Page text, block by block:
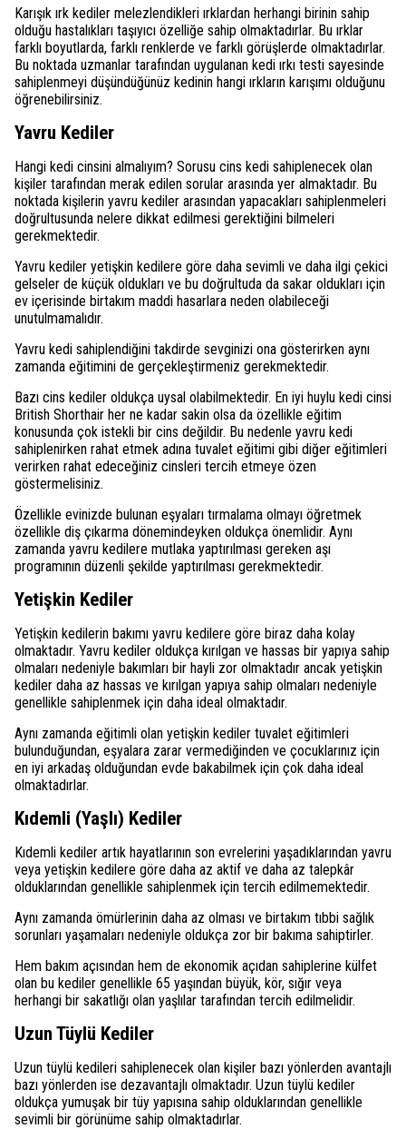
Karışık ırk kediler melezlendikleri ırklardan herhangi birinin sahip
olduğu hastalıkları taşıyıcı özelliğe sahip olmaktadırlar. Bu ırklar
farklı boyutlarda, farklı renklerde ve farklı görüşlerde olmaktadırlar.
Bu noktada uzmanlar tarafından uygulanan kedi ırkı testi sayesinde
sahiplenmeyi düşündüğünüz kedinin hangi ırkların karışımı olduğunu
öğrenebilirsiniz.
Yavru Kediler
Hangi kedi cinsini almalıyım? Sorusu cins kedi sahiplenecek olan
kişiler tarafından merak edilen sorular arasında yer almaktadır. Bu
noktada kişilerin yavru kediler arasından yapacakları sahiplenmeleri
doğrultusunda nelere dikkat edilmesi gerektiğini bilmeleri
gerekmektedir.
Yavru kediler yetişkin kedilere göre daha sevimli ve daha ilgi çekici
gelseler de küçük oldukları ve bu doğrultuda da sakar oldukları için
ev içerisinde birtakım maddi hasarlara neden olabileceği
unutulmamalıdır.
Yavru kedi sahiplendiğini takdirde sevginizi ona gösterirken aynı
zamanda eğitimini de gerçekleştirmeniz gerekmektedir.
Bazı cins kediler oldukça uysal olabilmektedir. En iyi huylu kedi cinsi
British Shorthair her ne kadar sakin olsa da özellikle eğitim
konusunda çok istekli bir cins değildir. Bu nedenle yavru kedi
sahiplenirken rahat etmek adına tuvalet eğitimi gibi diğer eğitimleri
verirken rahat edeceğiniz cinsleri tercih etmeye özen
göstermelisiniz.
Özellikle evinizde bulunan eşyaları tırmalama olmayı öğretmek
özellikle diş çıkarma dönemindeyken oldukça önemlidir. Aynı
zamanda yavru kedilere mutlaka yaptırılması gereken aşı
programının düzenli şekilde yaptırılması gerekmektedir.
Yetişkin Kediler
Yetişkin kedilerin bakımı yavru kedilere göre biraz daha kolay
olmaktadır. Yavru kediler oldukça kırılgan ve hassas bir yapıya sahip
olmaları nedeniyle bakımları bir hayli zor olmaktadır ancak yetişkin
kediler daha az hassas ve kırılgan yapıya sahip olmaları nedeniyle
genellikle sahiplenmek için daha ideal olmaktadır.
Aynı zamanda eğitimli olan yetişkin kediler tuvalet eğitimleri
bulunduğundan, eşyalara zarar vermediğinden ve çocuklarınız için
en iyi arkadaş olduğundan evde bakabilmek için çok daha ideal
olmaktadırlar.
Kıdemli (Yaşlı) Kediler
Kıdemli kediler artık hayatlarının son evrelerini yaşadıklarından yavru
veya yetişkin kedilere göre daha az aktif ve daha az talepkâr
olduklarından genellikle sahiplenmek için tercih edilmemektedir.
Aynı zamanda ömürlerinin daha az olması ve birtakım tıbbi sağlık
sorunları yaşamaları nedeniyle oldukça zor bir bakıma sahiptirler.
Hem bakım açısından hem de ekonomik açıdan sahiplerine külfet
olan bu kediler genellikle 65 yaşından büyük, kör, sığır veya
herhangi bir sakatlığı olan yaşlılar tarafından tercih edilmelidir.
Uzun Tüylü Kediler
Uzun tüylü kedileri sahiplenecek olan kişiler bazı yönlerden avantajlı
bazı yönlerden ise dezavantajlı olmaktadır. Uzun tüylü kediler
oldukça yumuşak bir tüy yapısına sahip olduklarından genellikle
sevimli bir görünüme sahip olmaktadırlar.